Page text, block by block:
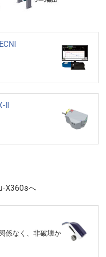
Ⅱ
X360sへ
係なく、非破壊か